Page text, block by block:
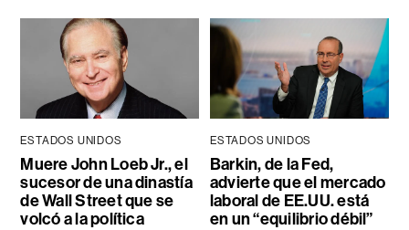
ESTADOS UNIDOS
Muere John Loeb Jr., el
sucesor de una dinastía
de Wall Street que se
volcó a la política
ESTADOS UNIDOS
Barkin, de la Fed,
advierte que el mercado
laboral de EE.UU. está
en un “equilibrio débil”